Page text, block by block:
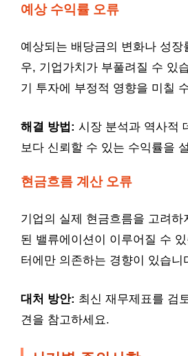
예상 수익률 오류
예상되는 배당금의 변화나 성장
우, 기업가치가 부풀려질 수 있
기 투자에 부정적 영향을 미칠
해결 방법: 시장 분석과 역사적
보다 신뢰할 수 있는 수익률을
현금흐름 계산 오류
기업의 실제 현금흐름을 고려하
된 밸류에이션이 이루어질 수
터에만 의존하는 경향이 있습니
대처 방안: 최신 재무제표를 검
견을 참고하세요.